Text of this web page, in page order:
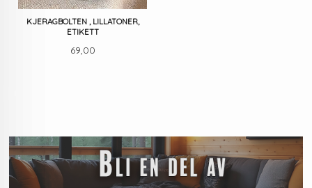
KJERAGBOLTEN , LILLATONER,
ETIKETT
Pris
69,00